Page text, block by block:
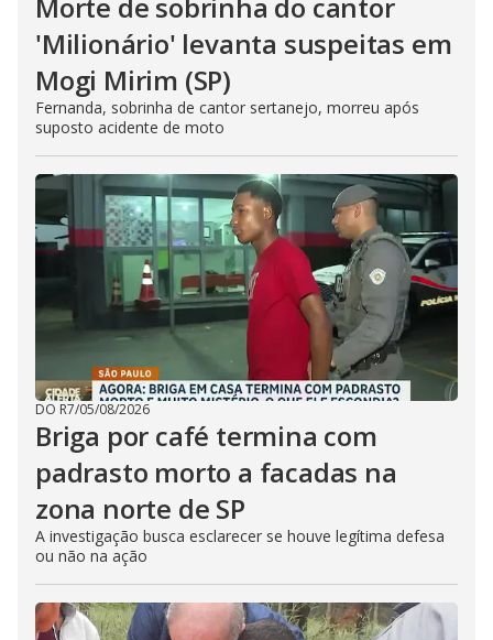
'Milionário' levanta suspeitas em
Mogi Mirim (SP)
Fernanda, sobrinha de cantor sertanejo, morreu após
suposto acidente de moto
DO R7/05/08/2026
Briga por café termina com
padrasto morto a facadas na
zona norte de SP
A investigação busca esclarecer se houve legítima defesa
ou não na ação